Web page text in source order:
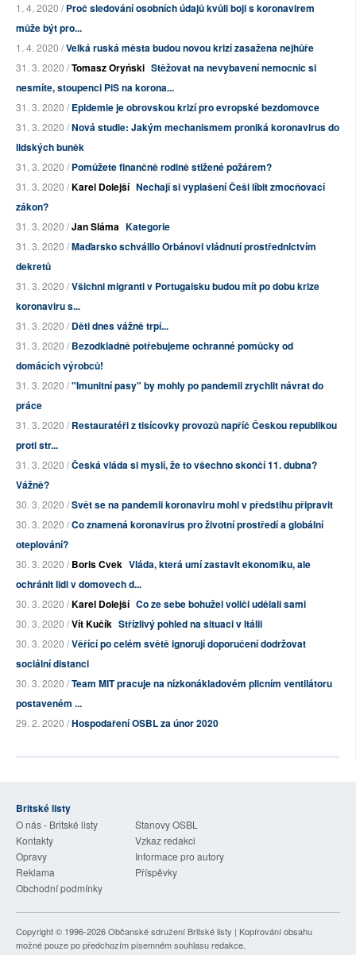
1. 4. 2020 /Proč sledování osobních údajů kvůli boji s koronavirem
může být pro...
1. 4. 2020 /Velká ruská města budou novou krizí zasažena nejhůře
31. 3. 2020 /Tomasz Oryński Stěžovat na nevybavení nemocnic si
nesmíte, stoupenci PiS na korona...
31. 3. 2020 /Epidemie je obrovskou krizí pro evropské bezdomovce
31. 3. 2020 /Nová studie: Jakým mechanismem proniká koronavirus do
lidských buněk
31. 3. 2020 /Pomůžete finančně rodině stižené požárem?
31. 3. 2020 /Karel Dolejší Nechají si vyplašení Češi líbit zmocňovací
zákon?
31. 3. 2020 /Jan Sláma Kategorie
31. 3. 2020 /Maďarsko schválilo Orbánovi vládnutí prostřednictvím
dekretů
31. 3. 2020 /Všichni migranti v Portugalsku budou mít po dobu krize
koronaviru s...
31. 3. 2020 /Děti dnes vážně trpí...
31. 3. 2020 /Bezodkladně potřebujeme ochranné pomůcky od
domácích výrobců!
31. 3. 2020 /"Imunitní pasy" by mohly po pandemii zrychlit návrat do
práce
31. 3. 2020 /Restauratéři z tisícovky provozů napříč Českou republikou
proti str...
31. 3. 2020 /Česká vláda si myslí, že to všechno skončí 11. dubna?
Vážně?
30. 3. 2020 /Svět se na pandemii koronaviru mohl v předstihu připravit
30. 3. 2020 /Co znamená koronavirus pro životní prostředí a globální
oteplování?
30. 3. 2020 /Boris Cvek Vláda, která umí zastavit ekonomiku, ale
ochránit lidi v domovech d...
30. 3. 2020 /Karel Dolejší Co ze sebe bohužel voliči udělali sami
30. 3. 2020 /Vít Kučík Střízlivý pohled na situaci v Itálii
30. 3. 2020 /Věřící po celém světě ignorují doporučení dodržovat
sociální distanci
30. 3. 2020 /Team MIT pracuje na nízkonákladovém plicním ventilátoru
postaveném ...
29. 2. 2020 /Hospodaření OSBL za únor 2020
Britské listy
O nás - Britské listy
Stanovy OSBL
Kontakty
Vzkaz redakci
Opravy
Informace pro autory
Reklama
Příspěvky
Obchodní podmínky
Copyright © 1996-2026Občanské sdružení Britské listy | Kopírování obsahu
možné pouze po předchozím písemném souhlasu redakce.